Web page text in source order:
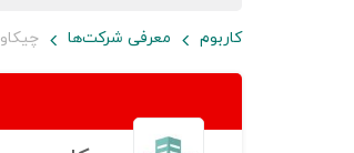
کاربوم معرفی شرکت‌ها چیکاو